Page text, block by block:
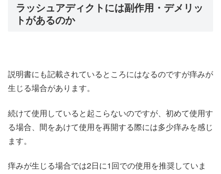
ラッシュアディクトには副作用・デメリッ
トがあるのか
説明書にも記載されているところにはなるのですが痒みが
生じる場合があります。
続けて使用していると起こらないのですが、初めて使用す
る場合、間をあけて使用を再開する際には多少痒みを感じ
ます。
痒みが生じる場合では2日に1回での使用を推奨していま